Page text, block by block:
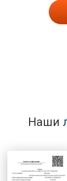
Наши